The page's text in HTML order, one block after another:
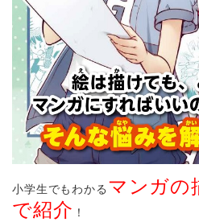
小学生でもわかる マンガの
で紹介 ！